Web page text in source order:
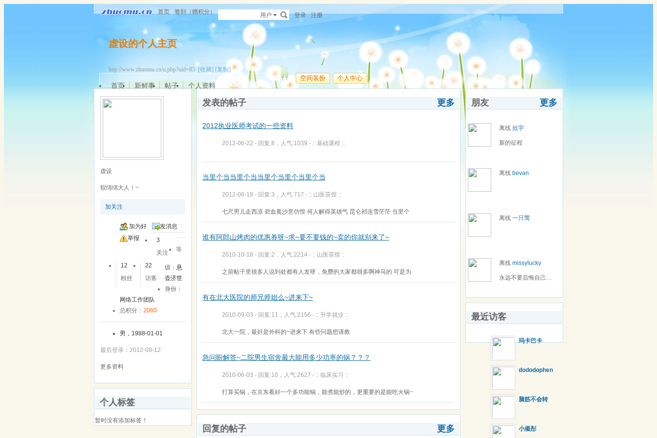
首页 签到（赠积分） 用户 登录 注册
虚设的个人主页
http://www.zhuomu.cn/u.php?uid=85 [收藏] [复制]
空间装扮 个人中心
首页 新鲜事 帖子 个人资料
虚设
软绵绵大人！~
加关注
加为好
友
发消息
举报
3
关注
12
粉丝
22
访客
等
级：悬
壶济世
身份：
网络工作团队
总积分： 2060
男，1988-01-01
最后登录：2012-08-12
更多资料
个人标签
暂时没有添加标签！
更多
发表的帖子
2012执业医师考试的一些资料
2012-06-22 - 回复:8，人气:1039 - :: 基础课程 ::
当里个当当里个当当里个当里个当里个当
2012-06-18 - 回复:3，人气:717 - :: 山医茶馆 ::
七尺男儿走西凉 碧血黄沙意仿惶 何人解得英雄气 昆仑祁连雪茫茫 当里个
谁有阿郎山烤肉的优惠券呀~求~要不要钱的~卖的你就别来了~
2010-10-18 - 回复:2，人气:2214 - :: 山医茶馆 ::
之前帖子里很多人说到处都有人发呀，免费的大家都很多啊神马的 可是为
有在北大医院的师兄师姐么~进来下~
2010-09-03 - 回复:11，人气:2156 - :: 升学就业 ::
北大一院，最好是外科的~进来下 有些问题想请教
急问盼解答~二院男生宿舍最大能用多少功率的锅？？？
2010-06-03 - 回复:10，人气:2627 - :: 临床实习 ::
打算买锅，在京东看好一个多功能锅，能煮能炒的，更重要的是能吃火锅~
更多
回复的帖子
更多
朋友
离线 欣宇
新的征程
离线 bevan
离线 一只莺
离线 missylucky
永远不要后悔自己的选择！
最近访客
玛卡巴卡
dododophen
脑筋不会转
小顽彤